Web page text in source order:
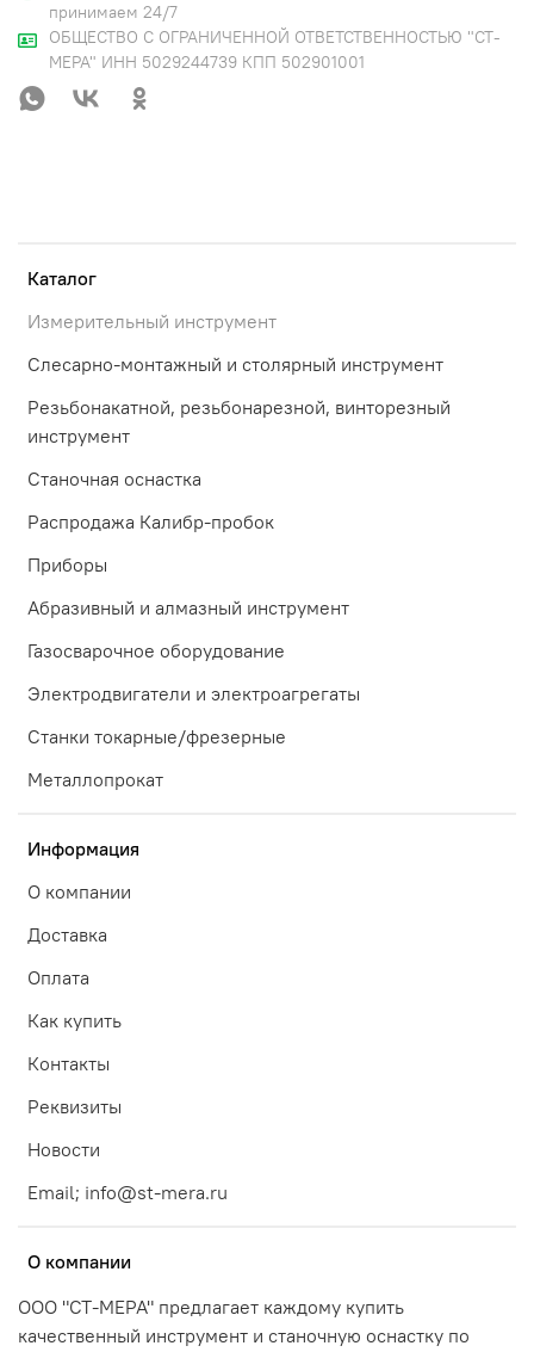
Каталог
Измерительный инструмент
Слесарно-монтажный и столярный инструмент
Резьбонакатной, резьбонарезной, винторезный
инструмент
Станочная оснастка
Распродажа Калибр-пробок
Приборы
Абразивный и алмазный инструмент
Газосварочное оборудование
Электродвигатели и электроагрегаты
Станки токарные/фрезерные
Металлопрокат
Информация
О компании
Доставка
Оплата
Как купить
Контакты
Реквизиты
Новости
Email; info@st-mera.ru
О компании
ООО "СТ-МЕРА" предлагает каждому купить
качественный инструмент и станочную оснастку по
принимаем 24/7
ОБЩЕСТВО С ОГРАНИЧЕННОЙ ОТВЕТСТВЕННОСТЬЮ "СТ-
МЕРА" ИНН 5029244739 КПП 502901001